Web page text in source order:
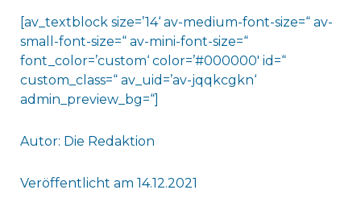
[av_textblock size=’14‘ av-medium-font-size=“ av-
small-font-size=“ av-mini-font-size=“
font_color=’custom‘ color=’#000000′ id=“
custom_class=“ av_uid=’av-jqqkcgkn‘
admin_preview_bg=“]
Autor: Die Redaktion
Veröffentlicht am 14.12.2021